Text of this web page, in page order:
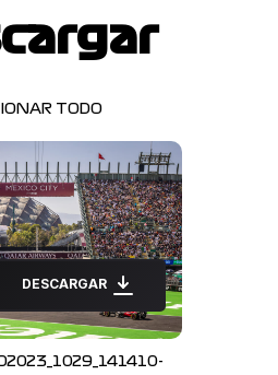
TODO
DESCARGAR